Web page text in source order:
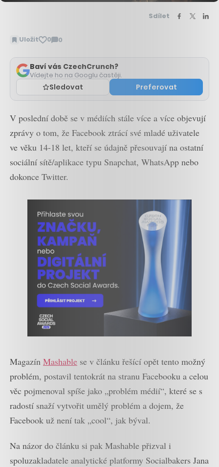
Sdílet
Uložit 0 0
Zobrazit
Baví vás CzechCrunch?
Vídejte ho na Googlu častěji.
Sledovat Preferovat
V poslední době se v médiích stále více a více objevují
zprávy o tom, že Facebook ztrácí své mladé uživatele
ve věku 14-18 let, kteří se údajně přesouvají na ostatní
sociální sítě/aplikace typu Snapchat, WhatsApp nebo
dokonce Twitter.
Magazín Mashable se v článku řešící opět tento možný
problém, postavil tentokrát na stranu Facebooku a celou
věc pojmenoval spíše jako „problém médií“, které se s
radostí snaží vytvořit umělý problém a dojem, že
Facebook už není tak „cool“, jak býval.
Na názor do článku si pak Mashable přizval i
spoluzakladatele analytické platformy Socialbakers Jana